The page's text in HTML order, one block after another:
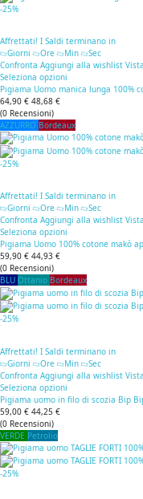
-25%
Affrettati! I Saldi terminano in
Giorni
Ore Min
Sec
Confronta Aggiungi alla wishlist
Seleziona opzioni
Pigiama Uomo manica lunga 100%
64,90 € 48,68 €
(0 Recensioni)
AZZURRO Bordeaux
-25%
Affrettati! I Saldi terminano in
Giorni
Ore Min
Sec
Confronta Aggiungi alla wishlist
Seleziona opzioni
Pigiama Uomo 100% cotone makò
59,90 € 44,93 €
(0 Recensioni)
BLU Ottanio Bordeaux
-25%
Affrettati! I Saldi terminano in
Giorni
Ore Min
Sec
Confronta Aggiungi alla wishlist
Seleziona opzioni
Pigiama uomo in filo di scozia Bip
59,00 € 44,25 €
(0 Recensioni)
VERDE Petrolio
-25%